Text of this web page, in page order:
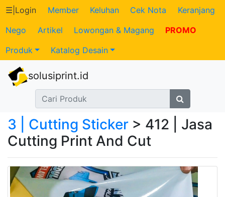
Katalog
Produk
Petugas
Riwayat
Transaksi
Tagihan
Berjalan
☰ Login Member Keluhan Cek Nota
Keranjang
Nego
Artikel Lowongan & Magang
PROMO
Produk
Katalog Desain
solusiprint.id
3 | Cutting Sticker > 412 | Jasa
Cutting Print And Cut